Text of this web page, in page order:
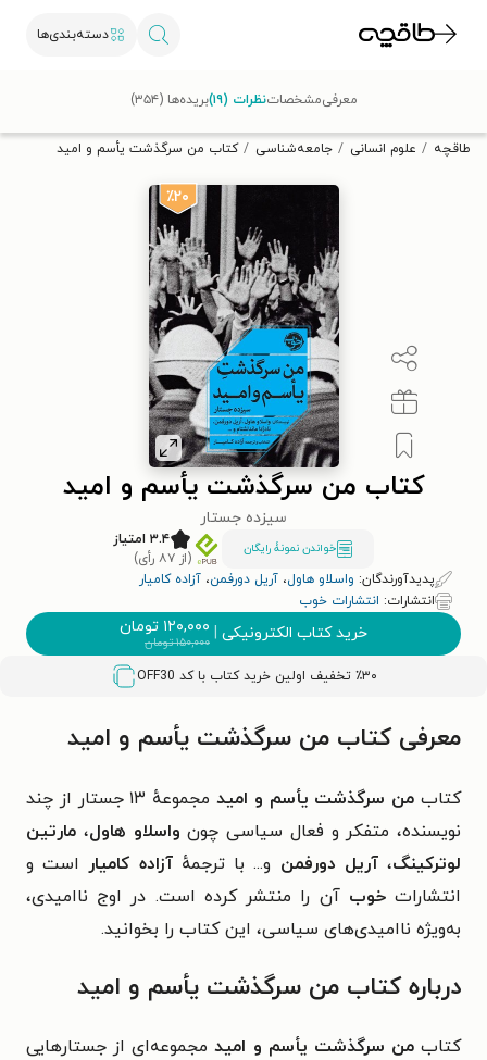
دسته‌بندی‌ها
تخفیف از طاقچه دریافت کن.
طاقچه علوم انسانی جامعه‌شناسی کتاب من سرگذشت یأسم و امید
٪۲۰
کتاب من سرگذشت یأسم و امید
سیزده جستار
خواندن نمونۀ رایگان
۳.۴ امتیاز
(از ۸۷ رأی)
پدیدآورندگان: واسلاو هاول، آریل دورفمن، آزاده کامیار
انتشارات: انتشارات خوب
خرید کتاب الکترونیکی | ۱۲۰,۰۰۰ تومان
۱۵۰,۰۰۰تومان
٪۳۰ تخفیف اولین خرید کتاب با کد OFF30
معرفیمشخصاتنظرات (۱۹) بریده‌ها (۳۵۴)
معرفی کتاب من سرگذشت یأسم و امید
کتابمن سرگذشت یأسم و امید
مجموعهٔ ۱۳ جستار از چند
نویسنده، متفکر و فعال سیاسی چونواسلاو هاول، مارتین
لوترکینگ،آریل دورفمن و... با ترجمهٔآزاده کامیار است و
انتشاراتخوبآن را منتشر کرده است. در اوج ناامیدی،
به‌ویژه ناامیدی‌های سیاسی، این کتاب را بخوانید.
درباره کتاب من سرگذشت یأسم و امید
کتابمن سرگذشت یأسم و امیدمجموعه‌ای از جستارهایی